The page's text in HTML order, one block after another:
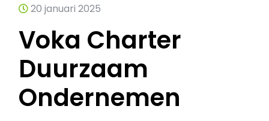
20 januari 2025
Voka Charter
Duurzaam
Ondernemen